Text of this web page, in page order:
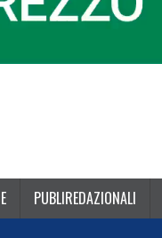
PUBLIREDAZIONALI